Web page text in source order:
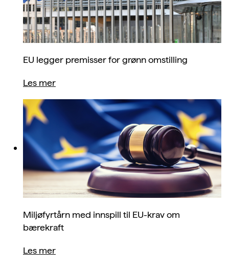
EU legger premisser for grønn omstilling
Les mer
Miljøfyrtårn med innspill til EU-krav om
bærekraft
Les mer